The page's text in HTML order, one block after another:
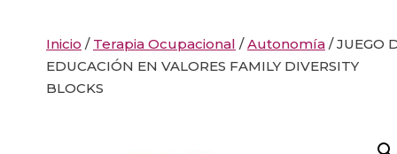
Inicio / Terapia Ocupacional /Autonomía / JUEGO
EDUCACIÓN EN VALORES FAMILY DIVERSITY
BLOCKS